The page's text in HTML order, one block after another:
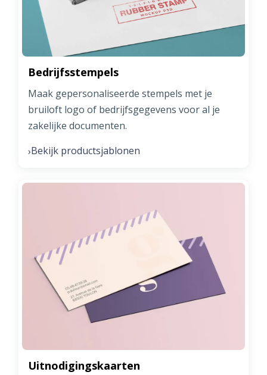
Bedrijfsstempels
Maak gepersonaliseerde stempels met je
bruiloft logo of bedrijfsgegevens voor al je
zakelijke documenten.
›Bekijk productsjablonen
Uitnodigingskaarten